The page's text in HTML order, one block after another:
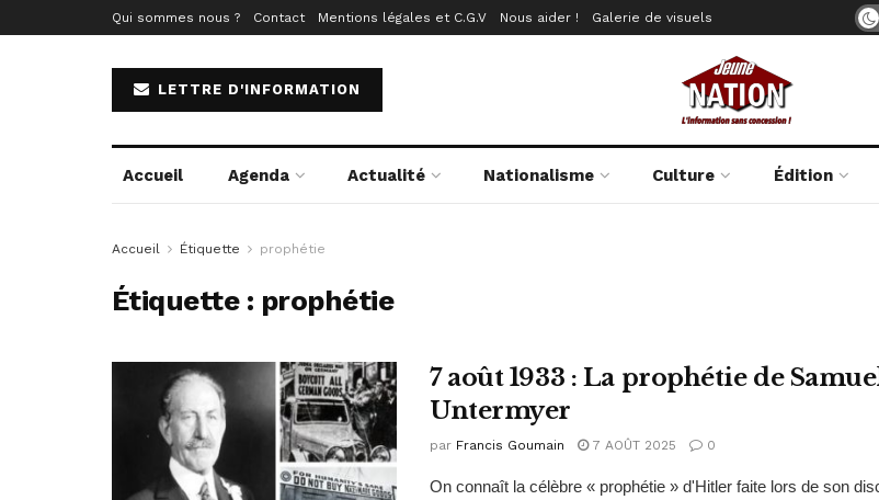
Qui sommes nous ? Contact Mentions légales et C.G.V Nous aider ! Galerie de visuels
LETTRE D'INFORMATION
Accueil Agenda Actualité Nationalisme Culture Édition
Accueil Étiquette prophétie
Étiquette : prophétie
7 août 1933 : La prophétie de
Untermyer
par Francis Goumain 7 AOÛT 2025 0
On connaît la célèbre « prophétie » d'Hitler faite lors de son